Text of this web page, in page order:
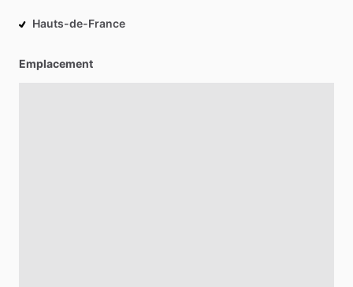
Hauts-de-France
Emplacement